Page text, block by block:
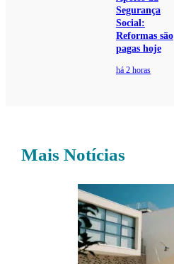
Segurança
Social:
Reformas são
pagas hoje
há 2 horas
Mais Notícias